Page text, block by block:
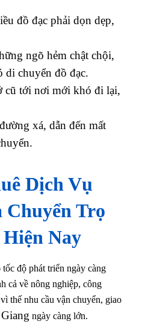
đồ đạc phải dọn dẹp,
ngõ hẻm chật chội,
di chuyển đồ đạc.
cũ tới nơi mới khó đi lại,
xá, dẫn đến mất
Dịch Vụ
Chuyển Trọ
Hiện Nay
tốc độ phát triển ngày càng
cả về nông nghiệp, công
thế nhu cầu vận chuyển, giao
ngày càng lớn.